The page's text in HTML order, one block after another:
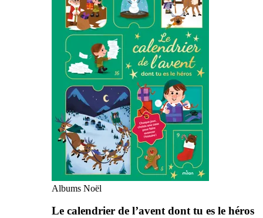
Albums Noël
Le calendrier de l’avent dont tu es le héros